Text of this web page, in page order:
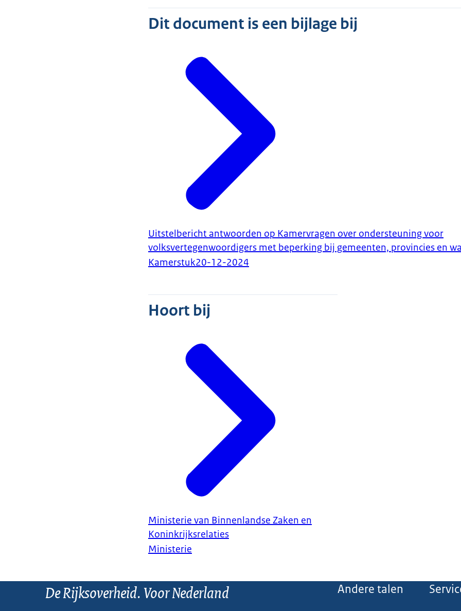
Dit document is een bijlage bij
Uitstelbericht antwoorden op Kamervragen over ondersteuning voor
volksvertegenwoordigers met beperking bij gemeenten, provincies en
Kamerstuk20-12-2024
Hoort bij
Ministerie van Binnenlandse Zaken en
Koninkrijksrelaties
Ministerie
De Rijksoverheid. Voor Nederland Andere talen